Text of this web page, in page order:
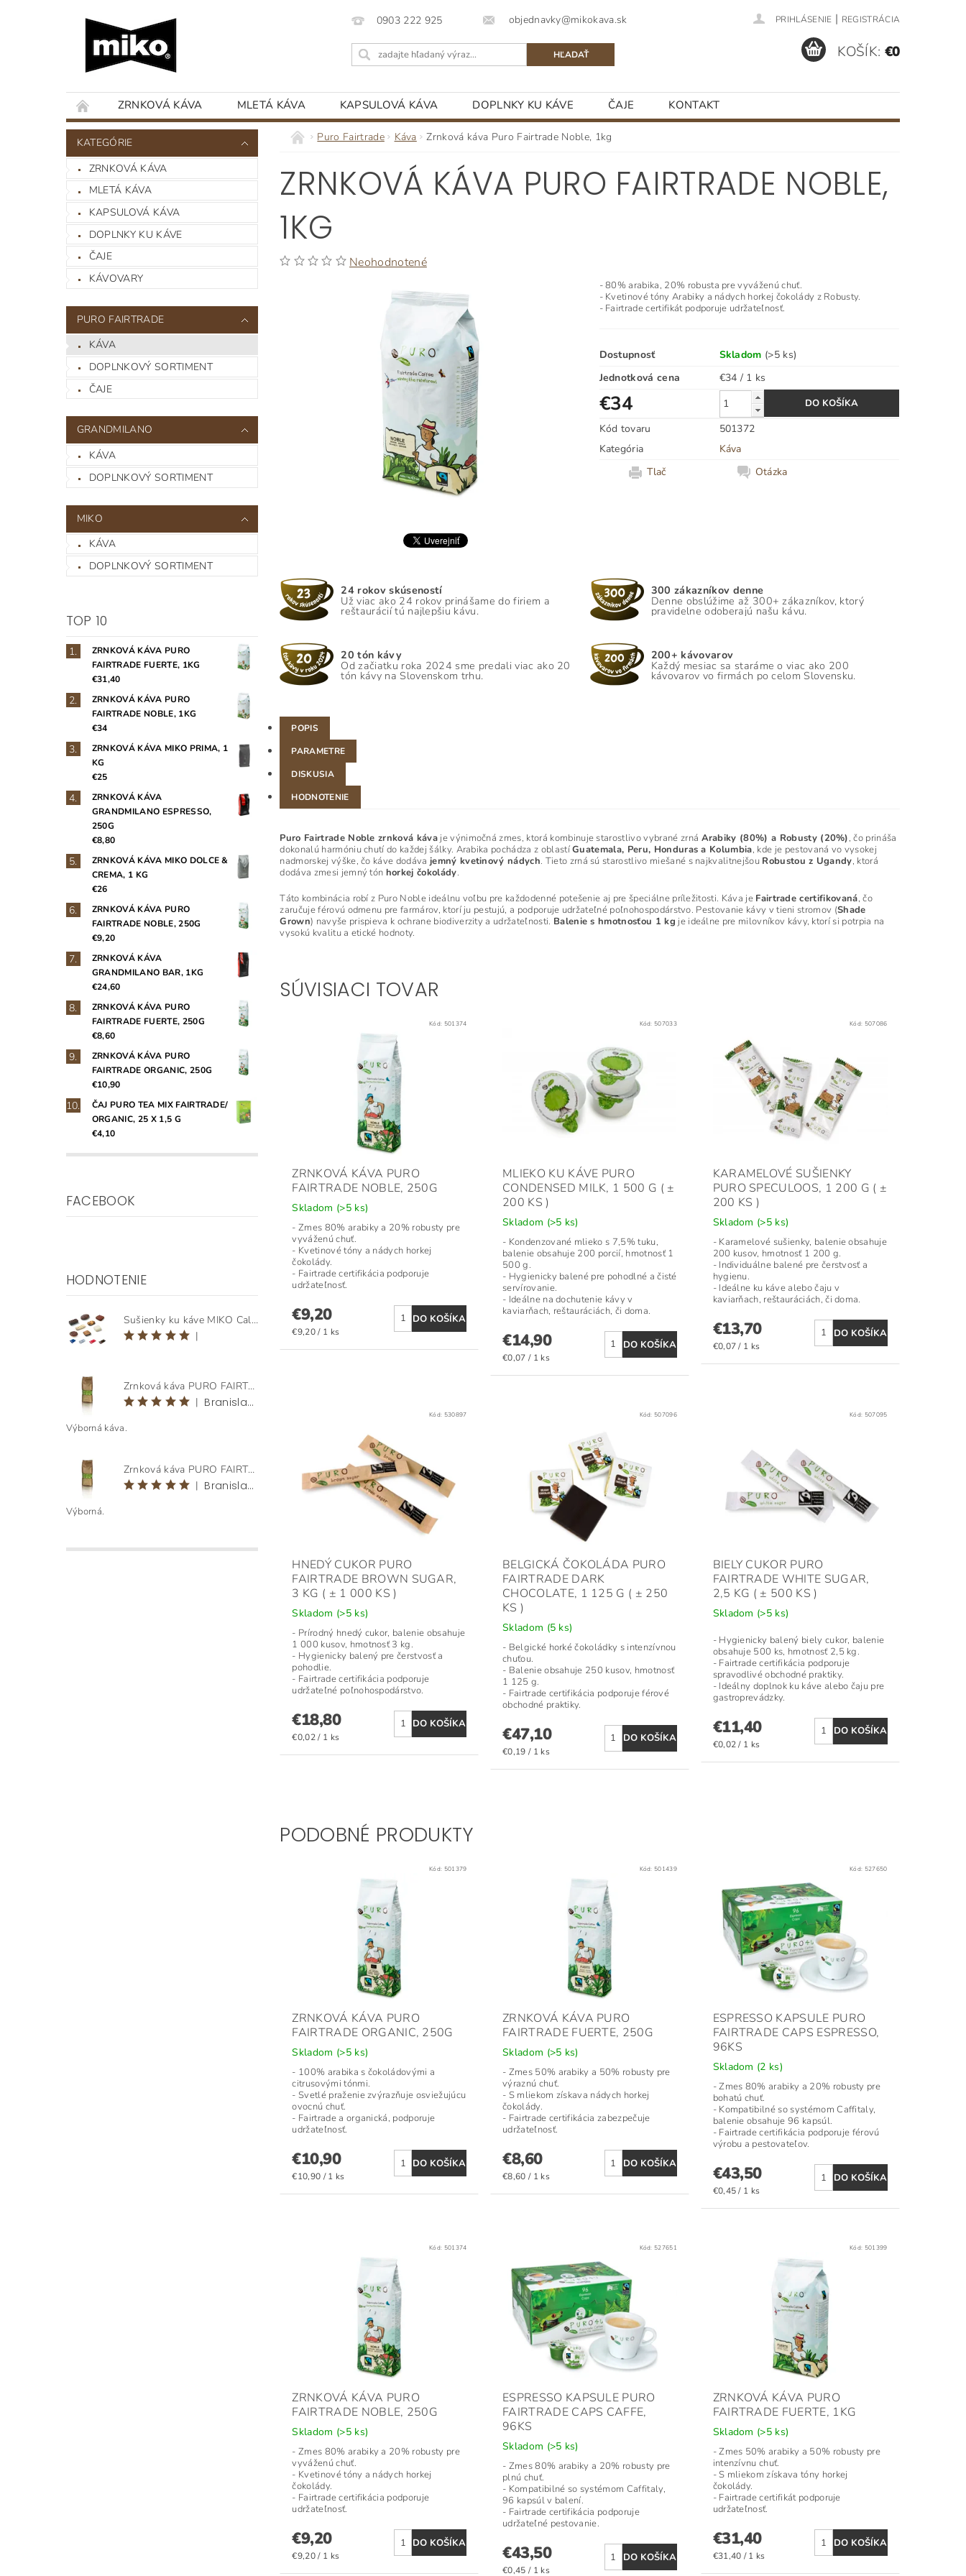
0903 222 925 objednavky@mikokava.sk PRIHLÁSENIE | REGISTRÁCIA
KOŠÍK: €0
ZRNKOVÁ KÁVA MLETÁ KÁVA KAPSULOVÁ KÁVA DOPLNKY KU KÁVE ČAJE KONTAKT
KATEGÓRIE
ZRNKOVÁ KÁVA
MLETÁ KÁVA
KAPSULOVÁ KÁVA
DOPLNKY KU KÁVE
ČAJE
KÁVOVARY
PURO FAIRTRADE
KÁVA
DOPLNKOVÝ SORTIMENT
ČAJE
GRANDMILANO
KÁVA
DOPLNKOVÝ SORTIMENT
MIKO
KÁVA
DOPLNKOVÝ SORTIMENT
TOP 10
ZRNKOVÁ KÁVA PURO
FAIRTRADE FUERTE, 1KG
€31,40
ZRNKOVÁ KÁVA PURO
FAIRTRADE NOBLE, 1KG
€34
ZRNKOVÁ KÁVA MIKO PRIMA, 1
KG
€25
ZRNKOVÁ KÁVA
GRANDMILANO ESPRESSO,
250G
€8,80
ZRNKOVÁ KÁVA MIKO DOLCE &
CREMA, 1 KG
€26
ZRNKOVÁ KÁVA PURO
FAIRTRADE NOBLE, 250G
€9,20
ZRNKOVÁ KÁVA
GRANDMILANO BAR, 1KG
€24,60
ZRNKOVÁ KÁVA PURO
FAIRTRADE FUERTE, 250G
€8,60
ZRNKOVÁ KÁVA PURO
FAIRTRADE ORGANIC, 250G
€10,90
ČAJ PURO TEA MIX FAIRTRADE/
ORGANIC, 25 X 1,5 G
€4,10
FACEBOOK
HODNOTENIE
Sušienky ku káve MIKO Calida Mix, 1 190 g ( ± 125 ks )
|
Zrnková káva PURO FAIRTRADE ORIGEN HONDURAS BEANS 1 KG
|
Branislav Klementovič
Výborná káva.
Zrnková káva PURO FAIRTRADE ORIGEN HONDURAS BEANS 1 KG
|
Branislav Klementovič
Výborná.
Puro Fairtrade Káva Zrnková káva Puro Fairtrade Noble, 1kg
ZRNKOVÁ KÁVA PURO FAIRTRADE NOBLE,
1KG
Neohodnotené
- 80% arabika, 20% robusta pre vyváženú chuť.
- Kvetinové tóny Arabiky a nádych horkej čokolády z Robusty.
- Fairtrade certifikát podporuje udržateľnosť.
Dostupnosť Skladom (>5 ks)
Jednotková cena
€34 / 1 ks
€34
Kód tovaru
501372
Kategória
Káva
Tlač
Otázka
24 rokov skúseností
Už viac ako 24 rokov prinášame do firiem a
reštaurácií tú najlepšiu kávu.
300 zákazníkov denne
Denne obslúžime až 300+ zákazníkov, ktorý
pravidelne odoberajú našu kávu.
20 tón kávy
Od začiatku roka 2024 sme predali viac ako 20
tón kávy na Slovenskom trhu.
200+ kávovarov
Každý mesiac sa staráme o viac ako 200
kávovarov vo firmách po celom Slovensku.
POPIS
PARAMETRE
DISKUSIA
HODNOTENIE
Puro Fairtrade Noble zrnková kávaje výnimočná zmes, ktorá kombinuje starostlivo vybrané zrná Arabiky (80%) a Robusty (20%), čo prináša
dokonalú harmóniu chutí do každej šálky. Arabika pochádza z oblastíGuatemala, Peru, Honduras a Kolumbia, kde je pestovaná vo vysokej
nadmorskej výške, čo káve dodáva jemný kvetinový nádych. Tieto zrná sú starostlivo miešané s najkvalitnejšou Robustou z Ugandy, ktorá
dodáva zmesi jemný tón horkej čokolády.
Táto kombinácia robí z Puro Noble ideálnu voľbu pre každodenné potešenie aj pre špeciálne príležitosti. Káva je Fairtrade certifikovaná, čo
zaručuje férovú odmenu pre farmárov, ktorí ju pestujú, a podporuje udržateľné poľnohospodárstvo. Pestovanie kávy v tieni stromov (Shade
Grown) navyše prispieva k ochrane biodiverzity a udržateľnosti. Balenie s hmotnosťou 1 kg je ideálne pre milovníkov kávy, ktorí si potrpia na
vysokú kvalitu a etické hodnoty.
SÚVISIACI TOVAR
Kód: 501374
ZRNKOVÁ KÁVA PURO
FAIRTRADE NOBLE, 250G
Skladom (>5 ks)
- Zmes 80% arabiky a 20% robusty pre
vyváženú chuť.
- Kvetinové tóny a nádych horkej
čokolády.
- Fairtrade certifikácia podporuje
udržateľnosť.
€9,20
€9,20 / 1 ks
Kód: 507033
MLIEKO KU KÁVE PURO
CONDENSED MILK, 1 500 G ( ±
200 KS )
Skladom (>5 ks)
- Kondenzované mlieko s 7,5% tuku,
balenie obsahuje 200 porcií, hmotnosť 1
500 g.
- Hygienicky balené pre pohodlné a čisté
servírovanie.
- Ideálne na dochutenie kávy v
kaviarňach, reštauráciách, či doma.
€14,90
€0,07 / 1 ks
Kód: 507086
KARAMELOVÉ SUŠIENKY
PURO SPECULOOS, 1 200 G ( ±
200 KS )
Skladom (>5 ks)
- Karamelové sušienky, balenie obsahuje
200 kusov, hmotnosť 1 200 g.
- Individuálne balené pre čerstvosť a
hygienu.
- Ideálne ku káve alebo čaju v
kaviarňach, reštauráciách, či doma.
€13,70
€0,07 / 1 ks
Kód: 530897
HNEDÝ CUKOR PURO
FAIRTRADE BROWN SUGAR,
3 KG ( ± 1 000 KS )
Skladom (>5 ks)
- Prírodný hnedý cukor, balenie obsahuje
1 000 kusov, hmotnosť 3 kg.
- Hygienicky balený pre čerstvosť a
pohodlie.
- Fairtrade certifikácia podporuje
udržateľné poľnohospodárstvo.
€18,80
€0,02 / 1 ks
Kód: 507096
BELGICKÁ ČOKOLÁDA PURO
FAIRTRADE DARK
CHOCOLATE, 1 125 G ( ± 250
KS )
Skladom (5 ks)
- Belgické horké čokoládky s intenzívnou
chuťou.
- Balenie obsahuje 250 kusov, hmotnosť
1 125 g.
- Fairtrade certifikácia podporuje férové
obchodné praktiky.
€47,10
€0,19 / 1 ks
Kód: 507095
BIELY CUKOR PURO
FAIRTRADE WHITE SUGAR,
2,5 KG ( ± 500 KS )
Skladom (>5 ks)
- Hygienicky balený biely cukor, balenie
obsahuje 500 ks, hmotnosť 2,5 kg.
- Fairtrade certifikácia podporuje
spravodlivé obchodné praktiky.
- Ideálny doplnok ku káve alebo čaju pre
gastroprevádzky.
€11,40
€0,02 / 1 ks
PODOBNÉ PRODUKTY
Kód: 501379
ZRNKOVÁ KÁVA PURO
FAIRTRADE ORGANIC, 250G
Skladom (>5 ks)
- 100% arabika s čokoládovými a
citrusovými tónmi.
- Svetlé praženie zvýrazňuje osviežujúcu
ovocnú chuť.
- Fairtrade a organická, podporuje
udržateľnosť.
€10,90
€10,90 / 1 ks
Kód: 501439
ZRNKOVÁ KÁVA PURO
FAIRTRADE FUERTE, 250G
Skladom (>5 ks)
- Zmes 50% arabiky a 50% robusty pre
výraznú chuť.
- S mliekom získava nádych horkej
čokolády.
- Fairtrade certifikácia zabezpečuje
udržateľnosť.
€8,60
€8,60 / 1 ks
Kód: 527650
ESPRESSO KAPSULE PURO
FAIRTRADE CAPS ESPRESSO,
96KS
Skladom (2 ks)
- Zmes 80% arabiky a 20% robusty pre
bohatú chuť.
- Kompatibilné so systémom Caffitaly,
balenie obsahuje 96 kapsúl.
- Fairtrade certifikácia podporuje férovú
výrobu a pestovateľov.
€43,50
€0,45 / 1 ks
Kód: 501374
ZRNKOVÁ KÁVA PURO
FAIRTRADE NOBLE, 250G
Skladom (>5 ks)
- Zmes 80% arabiky a 20% robusty pre
vyváženú chuť.
- Kvetinové tóny a nádych horkej
čokolády.
- Fairtrade certifikácia podporuje
udržateľnosť.
€9,20
€9,20 / 1 ks
Kód: 527651
ESPRESSO KAPSULE PURO
FAIRTRADE CAPS CAFFE,
96KS
Skladom (>5 ks)
- Zmes 80% arabiky a 20% robusty pre
plnú chuť.
- Kompatibilné so systémom Caffitaly,
96 kapsúl v balení.
- Fairtrade certifikácia podporuje
udržateľné pestovanie.
€43,50
€0,45 / 1 ks
Kód: 501399
ZRNKOVÁ KÁVA PURO
FAIRTRADE FUERTE, 1KG
Skladom (>5 ks)
- Zmes 50% arabiky a 50% robusty pre
intenzívnu chuť.
- S mliekom získava tóny horkej
čokolády.
- Fairtrade certifikát podporuje
udržateľnosť.
€31,40
€31,40 / 1 ks